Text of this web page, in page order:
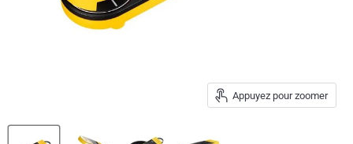
Appuyez pour zoomer